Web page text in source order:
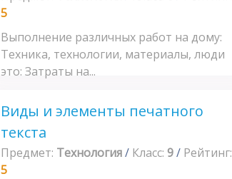
5
Выполнение различных работ на дому:
Техника, технологии, материалы, люди
это: Затраты на...
Виды и элементы печатного
текста
Предмет: Технология/ Класс: 9/ Рейтинг:
5